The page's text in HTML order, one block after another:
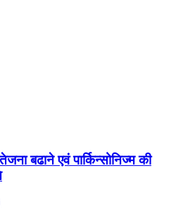
बढाने एवं पार्किन्सोनिज्म की